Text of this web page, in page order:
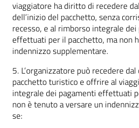
viaggiatore ha diritto di recedere
dell’inizio del pacchetto, senza
recesso, e al rimborso integrale
effettuati per il pacchetto, ma non
indennizzo supplementare.
5. L’organizzatore può recedere
pacchetto turistico e offrire al
integrale dei pagamenti effettuati
non è tenuto a versare un
se: